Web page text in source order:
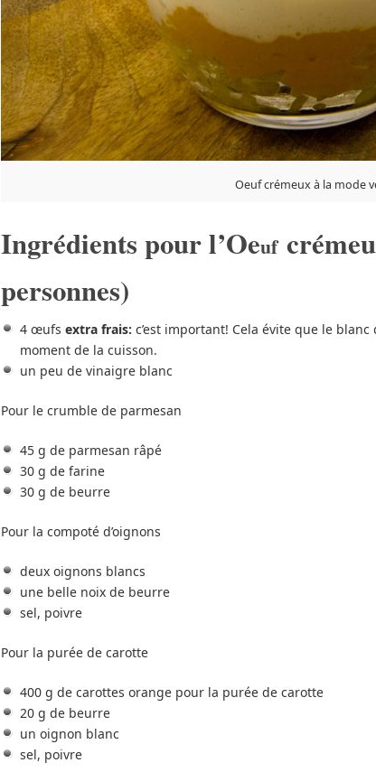
Oeuf crémeux à la mode
Ingrédients pour l’Oeuf
personnes)
4 œufs extra frais: c’est important! Cela évite que le
moment de la cuisson.
un peu de vinaigre blanc
Pour le crumble de parmesan
45 g de parmesan râpé
30 g de farine
30 g de beurre
Pour la compoté d’oignons
deux oignons blancs
une belle noix de beurre
sel, poivre
Pour la purée de carotte
400 g de carottes orange pour la purée de carotte
20 g de beurre
un oignon blanc
sel, poivre